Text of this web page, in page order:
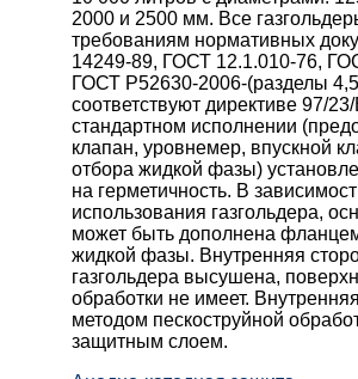
2000 и 2500 мм. Все
требованиям нормативных
14249-89, ГОСТ 12.1.010-76,
ГОСТ Р52630-2006-(разделы
соответствуют директиве 97/
стандартном исполнении
клапан, уровнемер, впускной
отбора жидкой фазы)
на герметичность. В
использования газгольдера,
может быть дополнена
жидкой фазы. Внутренняя
газгольдера высушена,
обработки не имеет.
методом пескоструйной
защитным слоем.